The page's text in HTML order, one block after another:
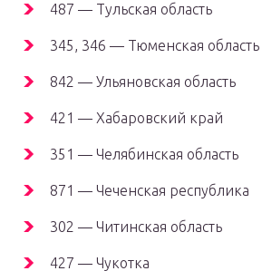
487 — Тульская область
345, 346 — Тюменская область
842 — Ульяновская область
421 — Хабаровский край
351 — Челябинская область
871 — Чеченская республика
302 — Читинская область
427 — Чукотка